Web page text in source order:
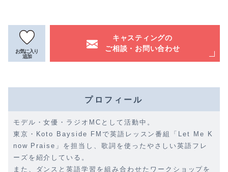
お気に入り
追加
キャスティングの
ご相談・お問い合わせ
プロフィール
モデル・女優・ラジオMCとして活動中。
東京・Koto Bayside FMで英語レッスン番組「Let Me K
now Praise」を担当し、歌詞を使ったやさしい英語フレ
ーズを紹介している。
また、ダンスと英語学習を組み合わせたワークショップを